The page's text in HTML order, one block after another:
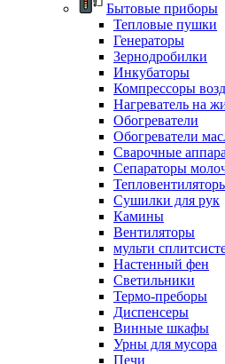
Бытовые приборы
Тепловые пушки
Генераторы
Зернодробилки
Инкубаторы
Компрессоры
Нагреватель на
Обогреватели
Обогреватели
Сварочные
Сепараторы
Сушилки для рук
Камины
Вентиляторы
мульти
Настенный фен
Светильники
Термо-преборы
Диспенсеры
Винные шкафы
Урны для мусора
Печи